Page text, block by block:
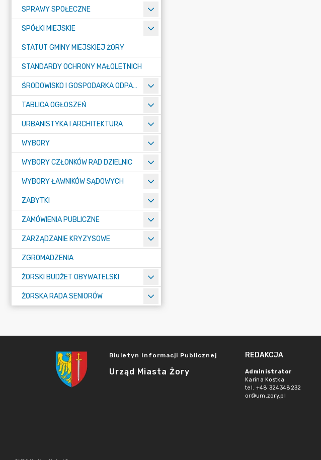
SPRAWY SPOŁECZNE
SPÓŁKI MIEJSKIE
STATUT GMINY MIEJSKIEJ ŻORY
STANDARDY OCHRONY MAŁOLETNICH
ŚRODOWISKO I GOSPODARKA ODPADAMI
TABLICA OGŁOSZEŃ
URBANISTYKA I ARCHITEKTURA
WYBORY
WYBORY CZŁONKÓW RAD DZIELNIC
WYBORY ŁAWNIKÓW SĄDOWYCH
ZABYTKI
ZAMÓWIENIA PUBLICZNE
ZARZĄDZANIE KRYZYSOWE
ZGROMADZENIA
ŻORSKI BUDŻET OBYWATELSKI
ŻORSKA RADA SENIORÓW
Biuletyn Informacji Publicznej
Urząd Miasta Żory
REDAKCJA
Administrator
Karina Kostka
tel. +48 324348232
or@um.zory.pl